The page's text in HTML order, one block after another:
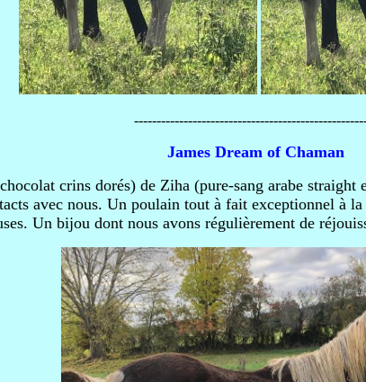
James Dream of Chaman
crins dorés) de Ziha (pure-sang arabe straight
avec nous. Un poulain tout à fait exceptionnel à
Un bijou dont nous avons régulièrement de